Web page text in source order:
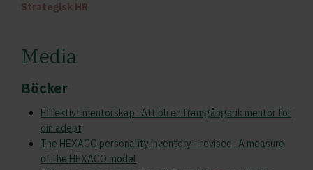
Strategisk HR
Media
Böcker
Effektivt mentorskap : Att bli en framgångsrik mentor för
din adept
The HEXACO personality inventory - revised : A measure
of the HEXACO model